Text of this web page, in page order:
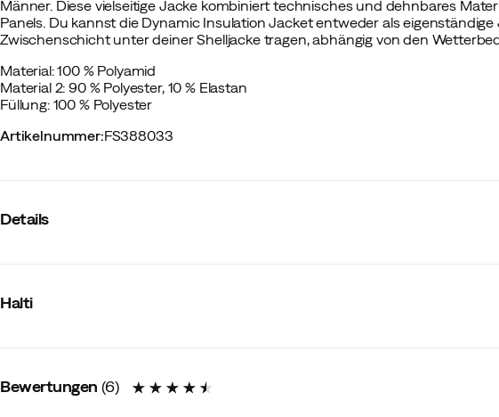
Männer. Diese vielseitige Jacke kombiniert technisches und dehnbares
Panels. Du kannst die Dynamic Insulation Jacket entweder als
Zwischenschicht unter deiner Shelljacke tragen, abhängig von den
Material: 100 % Polyamid
Material 2: 90 % Polyester, 10 % Elastan
Füllung: 100 % Polyester
Artikelnummer:FS388033
Details
Wasserdicht
Futter:Leicht gefüttert
Halti
Bewertungen (6)